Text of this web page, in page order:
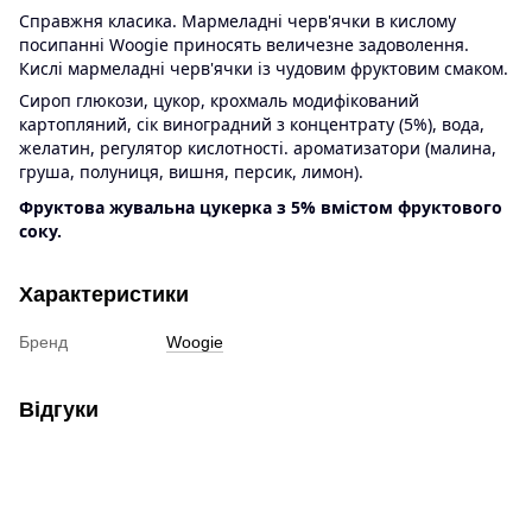
Справжня класика. Мармеладні черв'ячки в кислому
посипанні Woogie приносять величезне задоволення.
Кислі мармеладні черв'ячки із чудовим фруктовим смаком.
Сироп глюкози, цукор, крохмаль модифікований
картопляний, сік виноградний з концентрату (5%), вода,
желатин, регулятор кислотності. ароматизатори (малина,
груша, полуниця, вишня, персик, лимон).
Фруктова жувальна цукерка з 5% вмістом фруктового
соку.
Характеристики
Бренд Woogie
Відгуки